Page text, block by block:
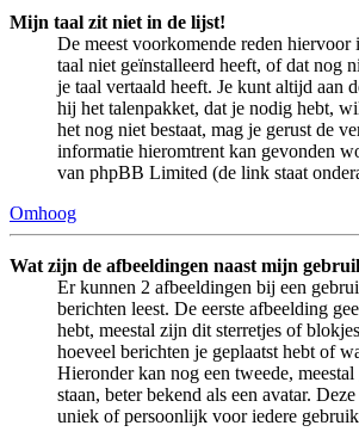
Mijn taal zit niet in de lijst!
De meest voorkomende reden hiervoor
taal niet geïnstalleerd heeft, of dat nog
je taal vertaald heeft. Je kunt altijd aan
hij het talenpakket, dat je nodig hebt,
het nog niet bestaat, mag je gerust de
informatie hieromtrent kan gevonden
van phpBB Limited (de link staat
Omhoog
Wat zijn de afbeeldingen naast mijn
Er kunnen 2 afbeeldingen bij een
berichten leest. De eerste afbeelding
hebt, meestal zijn dit sterretjes of
hoeveel berichten je geplaatst hebt of
Hieronder kan nog een tweede,
staan, beter bekend als een avatar.
uniek of persoonlijk voor iedere